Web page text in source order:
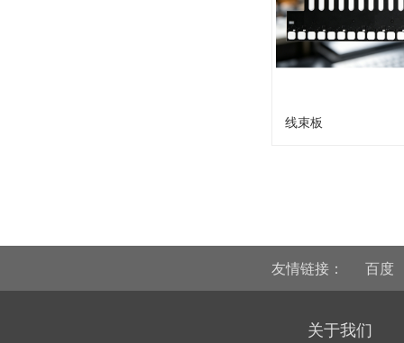
线束板
友情链接： 百度
关于我们